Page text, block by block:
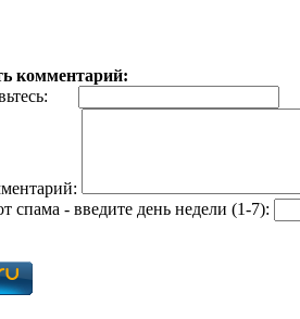
комментарий:
спама - введите день недели (1-7):